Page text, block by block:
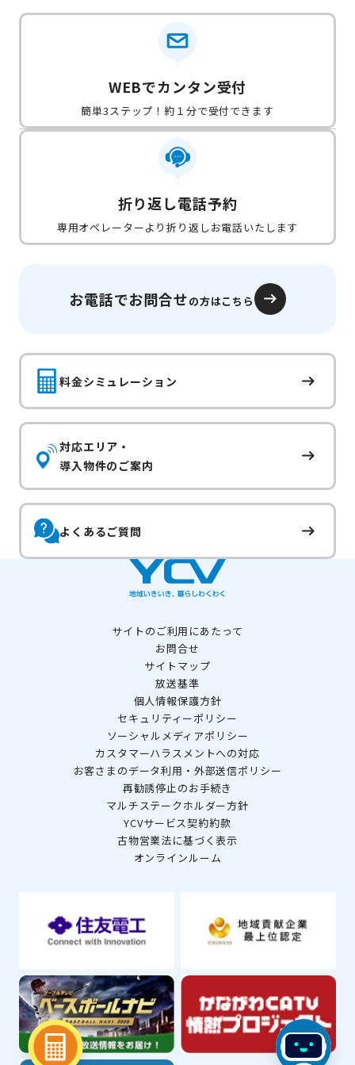
WEBでカンタン受付
簡単3ステップ！約１分で受付できます
折り返し電話予約
専用オペレーターより折り返しお電話いたします
お電話でお問合せの方はこちら
料金シミュレーション
対応エリア・
導入物件のご案内
よくあるご質問
サイトのご利用にあたって
お問合せ
サイトマップ
放送基準
個人情報保護方針
セキュリティーポリシー
ソーシャルメディアポリシー
カスタマーハラスメントへの対応
お客さまのデータ利用・外部送信ポリシー
再勧誘停止のお手続き
マルチステークホルダー方針
YCVサービス契約約款
古物営業法に基づく表示
オンラインルーム